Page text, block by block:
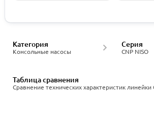
Консольные насосы
Категория
CNP NISO
Серия
Сравнение технических характеристик линейки
Таблица сравнения